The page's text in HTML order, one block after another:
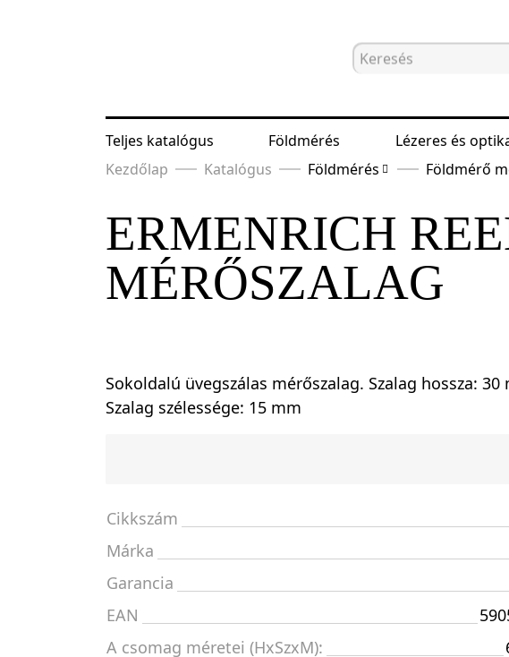
Teljes katalógus Földmérés Lézeres és
Kezdőlap
Katalógus Földmérés Földmérő
ERMENRICH
MÉRŐSZALAG
Sokoldalú üvegszálas mérőszalag. Szalag hossza: 30
Szalag szélessége: 15 mm
Cikkszám
Márka
Garancia
EAN
A csomag méretei (HxSzxM):